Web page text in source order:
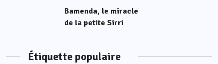
Bamenda, le miracle
de la petite Sirri
Étiquette populaire